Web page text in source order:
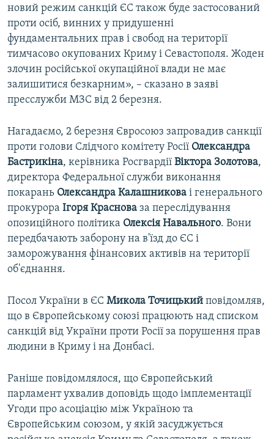
новий режим санкцій ЄС також буде застосований
проти осіб, винних у придушенні
фундаментальних прав і свобод на території
тимчасово окупованих Криму і Севастополя. Жоден
злочин російської окупаційної влади не має
залишитися безкарним», – сказано в заяві
пресслужби МЗС від 2 березня.
Нагадаємо, 2 березня Євросоюз запровадив санкції
проти голови Слідчого комітету Росії Олександра
Бастрикіна, керівника Росгвардії Віктора Золотова,
директора Федеральної служби виконання
покарань Олександра Калашникова і генерального
прокурора Ігоря Краснова за переслідування
опозиційного політика Олексія Навального. Вони
передбачають заборону на в'їзд до ЄС і
заморожування фінансових активів на території
об'єднання.
Посол України в ЄС Микола Точицький повідомляв,
що в Європейському союзі працюють над списком
санкцій від України проти Росії за порушення прав
людини в Криму і на Донбасі.
Раніше повідомлялося, що Європейський
парламент ухвалив доповідь щодо імплементації
Угоди про асоціацію між Україною та
Європейським союзом, у якій засуджується